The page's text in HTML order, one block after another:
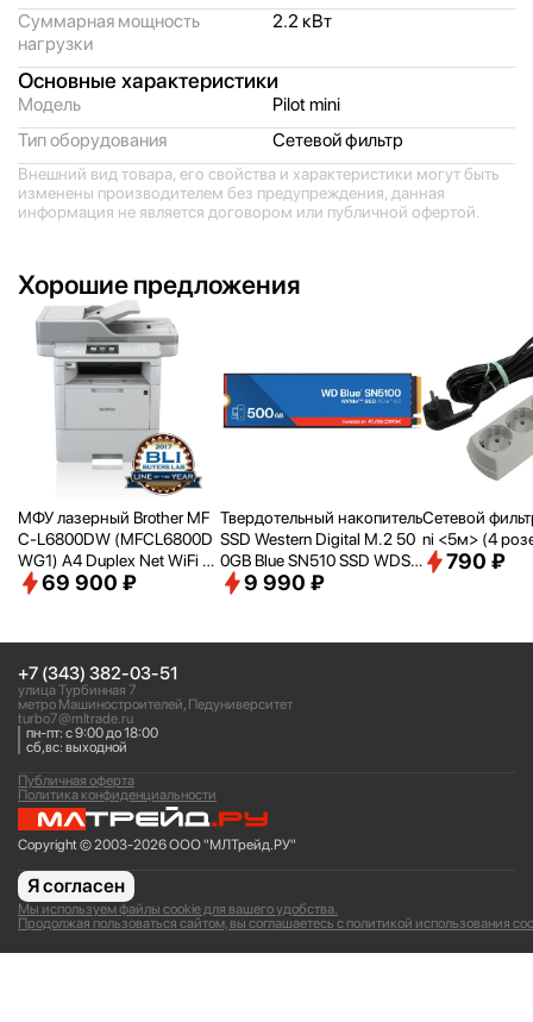
Суммарная мощность
нагрузки
2.2 кВт
Основные характеристики
Модель
Pilot mini
Тип оборудования
Сетевой фильтр
Внешний вид товара, его свойства и характеристики могут быть
изменены производителем без предупреждения, данная
информация не является договором или публичной офертой.
Хорошие предложения
МФУ лазерный Brother MF
C-L6800DW (MFCL6800D
WG1) A4 Duplex Net WiFi се
рый69 900 ₽
Твердотельный накопитель
SSD Western Digital M.2 50
0GB Blue SN510 SSD WDS5
00G5B0E PCIe NVMe 4.0 x
9 990 ₽
Сетевой
ni <5м> (4
790 ₽
+7 (343) 382-03-51
улица Турбинная 7
метро Машиностроителей, Педуниверситет
turbo7@mltrade.ru
пн-пт: с 9:00 до 18:00
сб,вс: выходной
Copyright © 2003-2026 ООО "МЛТрейд.РУ"
Политика конфиденциальности
Публичная оферта
Мы используем файлы cookie для вашего удобства.
Продолжая пользоваться сайтом, вы соглашаетесь с политикой использования
Я согласен